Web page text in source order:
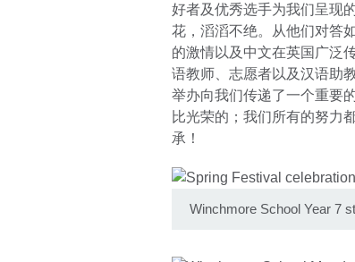
好者及优秀选手为我们呈现
花，滔滔不绝。从他们对答
的激情以及中文在英国广泛
语教师、志愿者以及汉语助
举办向我们传递了一个重要
比光荣的；我们所有的努力
承！
Winchmore School Year 7